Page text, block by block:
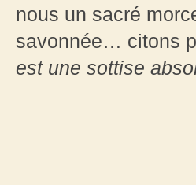
nous un sacré
savonnée… citons
est une sottise